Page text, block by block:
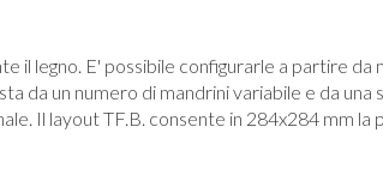
il legno. E' possibile configurarle a partire da
da un numero di mandrini variabile e da una
Il layout TF.B. consente in 284x284 mm la